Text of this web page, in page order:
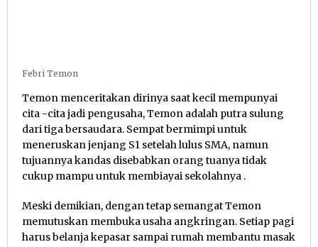
Febri Temon
Temon menceritakan dirinya saat kecil mempunyai
cita -cita jadi pengusaha, Temon adalah putra sulung
dari tiga bersaudara. Sempat bermimpi untuk
meneruskan jenjang S1 setelah lulus SMA, namun
tujuannya kandas disebabkan orang tuanya tidak
cukup mampu untuk membiayai sekolahnya .
Meski demikian, dengan tetap semangat Temon
memutuskan membuka usaha angkringan. Setiap pagi
harus belanja kepasar sampai rumah membantu masak